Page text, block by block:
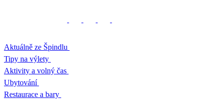
Aktuálně ze Špindlu
Tipy na výlety
Aktivity a volný čas
Ubytování
Restaurace a bary